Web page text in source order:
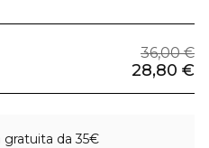
36,00 €
28,80 €
gratuita da 35€